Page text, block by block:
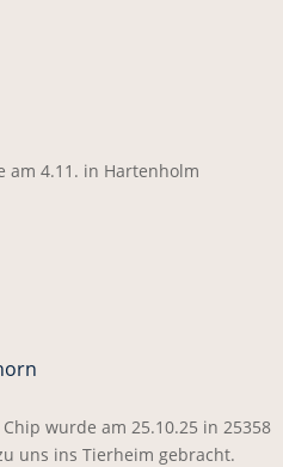
am 4.11. in Hartenholm
wurde am 25.10.25 in 25358
uns ins Tierheim gebracht.